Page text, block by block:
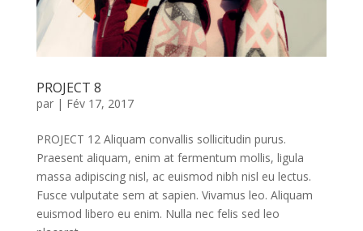
PROJECT 8
par | Fév 17, 2017
PROJECT 12 Aliquam convallis sollicitudin purus.
Praesent aliquam, enim at fermentum mollis, ligula
massa adipiscing nisl, ac euismod nibh nisl eu lectus.
Fusce vulputate sem at sapien. Vivamus leo. Aliquam
euismod libero eu enim. Nulla nec felis sed leo